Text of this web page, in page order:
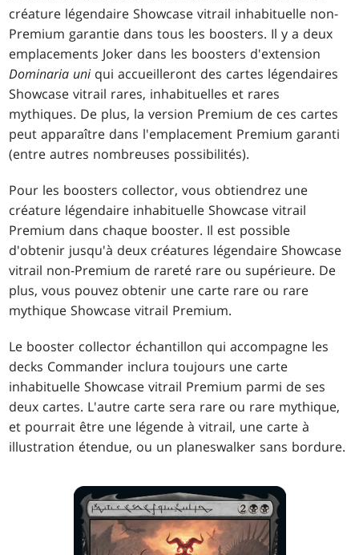
créature légendaire Showcase vitrail inhabituelle non-
Premium garantie dans tous les boosters. Il y a deux
emplacements Joker dans les boosters d'extension
Dominaria uni qui accueilleront des cartes légendaires
Showcase vitrail rares, inhabituelles et rares
mythiques. De plus, la version Premium de ces cartes
peut apparaître dans l'emplacement Premium garanti
(entre autres nombreuses possibilités).
Pour les boosters collector, vous obtiendrez une
créature légendaire inhabituelle Showcase vitrail
Premium dans chaque booster. Il est possible
d'obtenir jusqu'à deux créatures légendaire Showcase
vitrail non-Premium de rareté rare ou supérieure. De
plus, vous pouvez obtenir une carte rare ou rare
mythique Showcase vitrail Premium.
Le booster collector échantillon qui accompagne les
decks Commander inclura toujours une carte
inhabituelle Showcase vitrail Premium parmi de ses
deux cartes. L'autre carte sera rare ou rare mythique,
et pourrait être une légende à vitrail, une carte à
illustration étendue, ou un planeswalker sans bordure.